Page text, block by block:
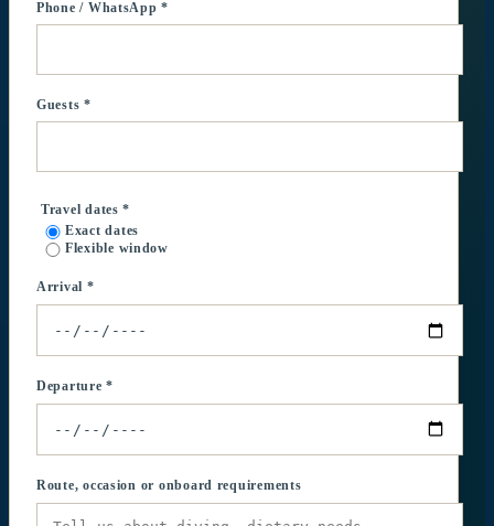
Phone / WhatsApp *
Guests *
Travel dates *
Exact dates
Flexible window
Arrival *
Departure *
Route, occasion or onboard requirements